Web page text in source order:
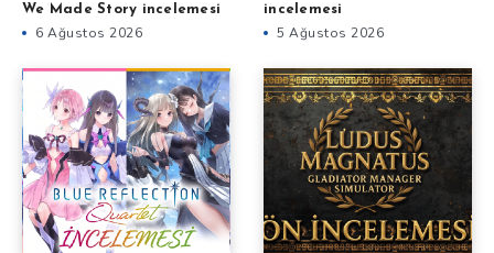
We Made Story incelemesi
6 Ağustos 2026
incelemesi
5 Ağustos 2026